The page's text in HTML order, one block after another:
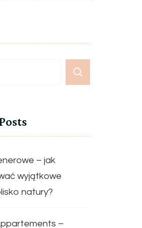
– jak
wyjątkowe
natury?
–